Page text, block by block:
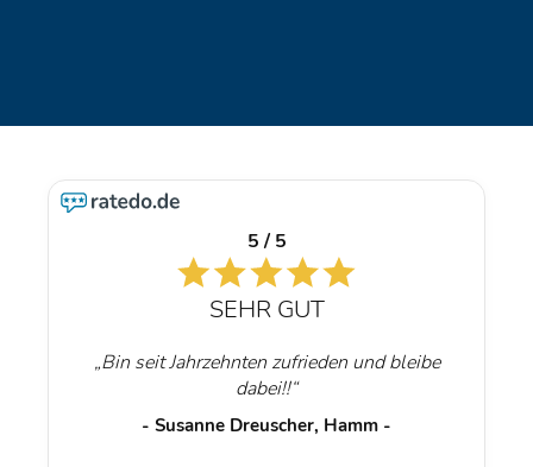
5 / 5
SEHR GUT
„Bin seit Jahrzehnten zufrieden und bleibe
dabei!!“
- Susanne Dreuscher, Hamm -